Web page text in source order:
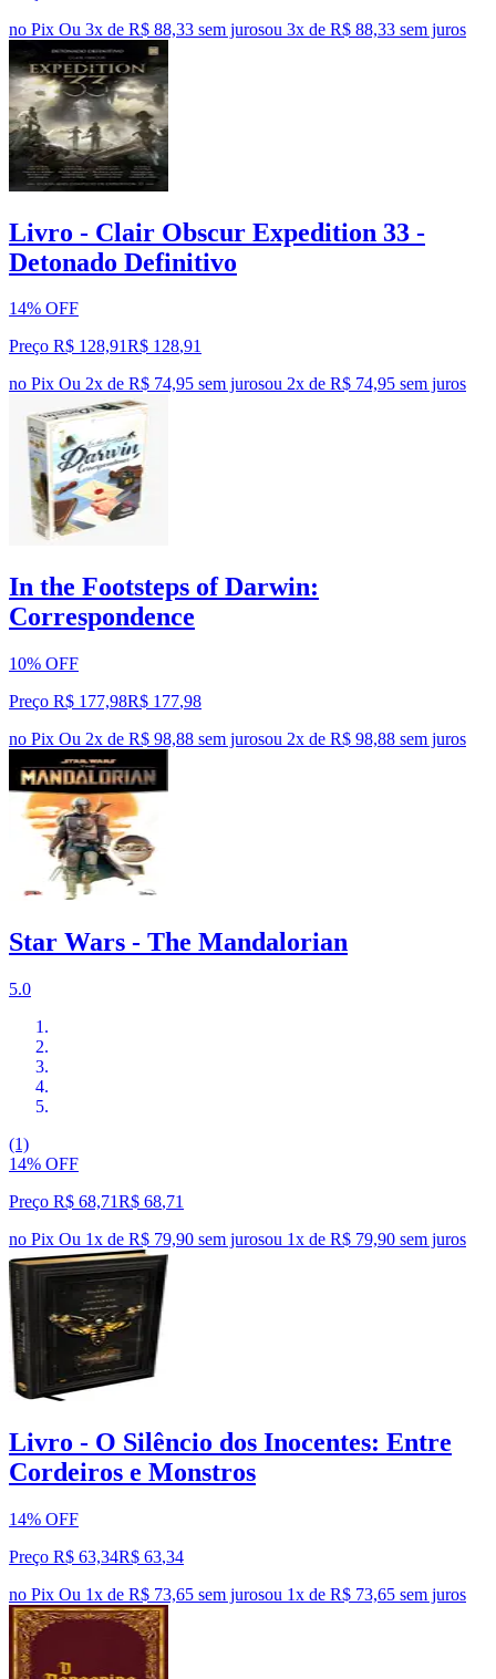
no Pix Ou 3x de R$ 88,33 sem jurosou 3x de R$ 88,33 sem juros
Livro - Clair Obscur Expedition 33 -
Detonado Definitivo
14% OFF
Preço R$ 128,91R$ 128,91
no Pix Ou 2x de R$ 74,95 sem jurosou 2x de R$ 74,95 sem juros
In the Footsteps of Darwin:
Correspondence
10% OFF
Preço R$ 177,98R$ 177,98
no Pix Ou 2x de R$ 98,88 sem jurosou 2x de R$ 98,88 sem juros
Star Wars - The Mandalorian
5.0
(1)
14% OFF
Preço R$ 68,71R$ 68,71
no Pix Ou 1x de R$ 79,90 sem jurosou 1x de R$ 79,90 sem juros
Livro - O Silêncio dos Inocentes: Entre
Cordeiros e Monstros
14% OFF
Preço R$ 63,34R$ 63,34
no Pix Ou 1x de R$ 73,65 sem jurosou 1x de R$ 73,65 sem juros